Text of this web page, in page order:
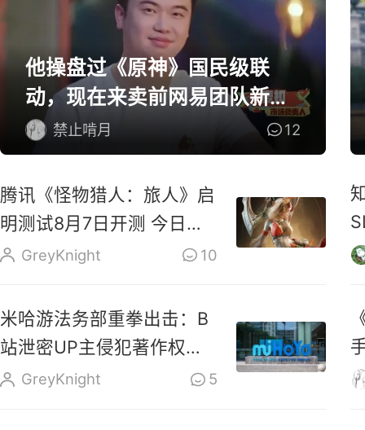
他操盘过《原神》国民级联
动，现在来卖前网易团队新作
了 禁止啃月 12
腾讯《怪物猎人：旅人》启
明测试8月7日开测 今日开
启预载
GreyKnight 10
米哈游法务部重拳出击：B
站泄密UP主侵犯著作权罪
成立GreyKnight 5